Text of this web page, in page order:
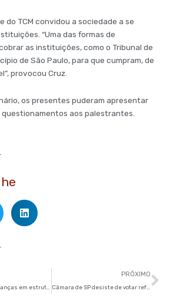
do TCM convidou a sociedade a se
“Uma das formas de
as instituições, como o Tribunal de
de São Paulo, para que cumpram, de
provocou Cruz.
os presentes puderam apresentar
questionamentos aos palestrantes.
PRÓXIMO
Câmara de SP desiste de votar reforma da previdência neste semestre